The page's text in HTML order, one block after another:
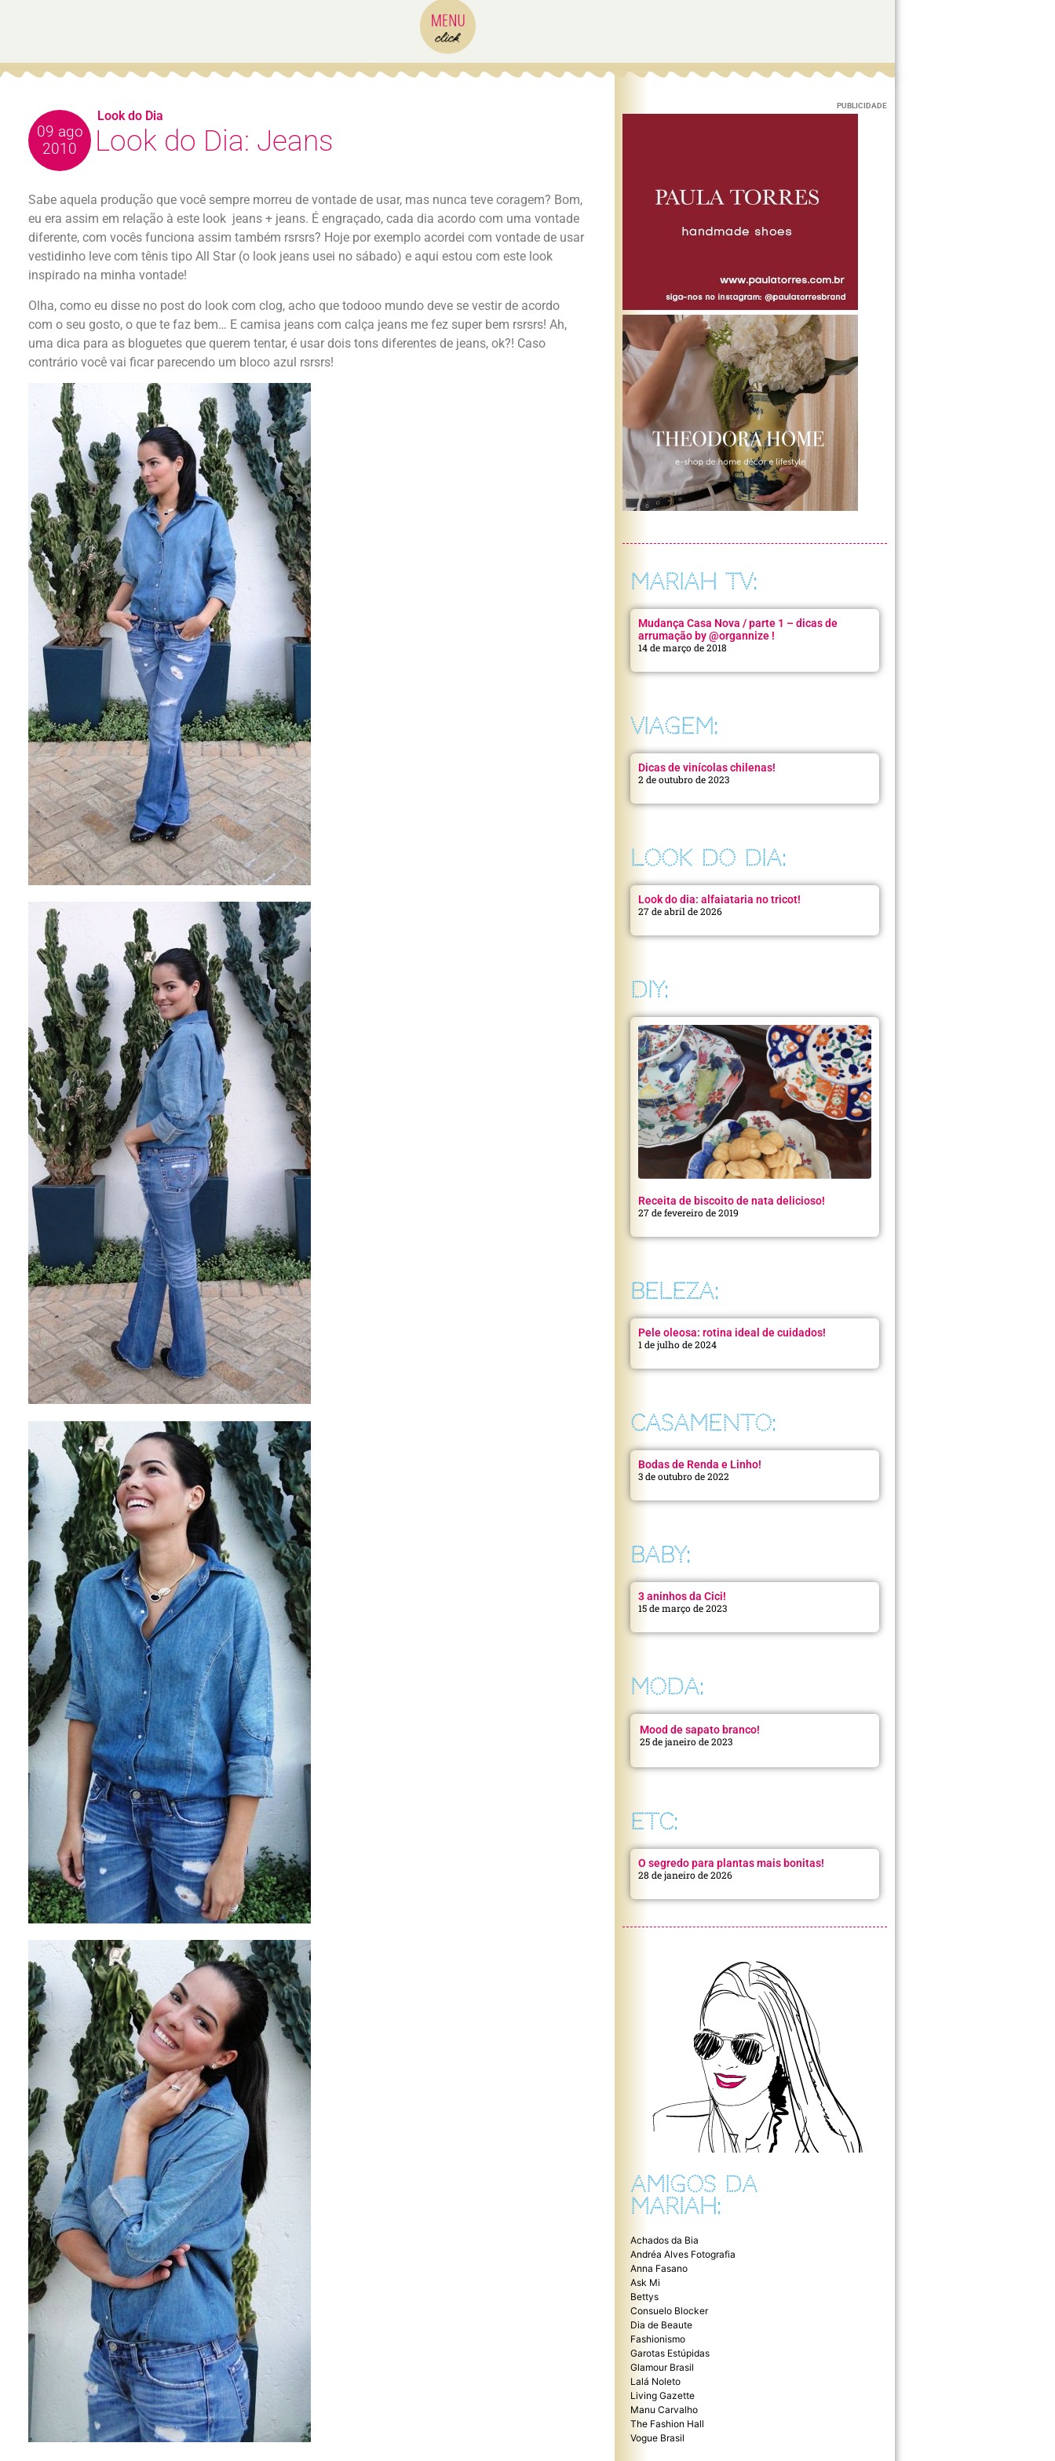
09 ago
2010
Look do Dia: Jeans
Sabe aquela produção que você sempre morreu de vontade de usar, mas nunca teve coragem? Bom,
eu era assim em relação à este look jeans + jeans. É engraçado, cada dia acordo com uma vontade
diferente, com vocês funciona assim também rsrsrs? Hoje por exemplo acordei com vontade de usar
vestidinho leve com tênis tipo All Star (o look jeans usei no sábado) e aqui estou com este look
inspirado na minha vontade!
Olha, como eu disse no post do look com clog, acho que todooo mundo deve se vestir de acordo
com o seu gosto, o que te faz bem… E camisa jeans com calça jeans me fez super bem rsrsrs! Ah,
uma dica para as bloguetes que querem tentar, é usar dois tons diferentes de jeans, ok?! Caso
contrário você vai ficar parecendo um bloco azul rsrsrs!
Look do Dia
PUBLICIDADE
MARIAH TV:
Mudança Casa Nova / parte 1 – dicas de
arrumação by @organnize !
14 de março de 2018
VIAGEM:
Dicas de vinícolas chilenas!
2 de outubro de 2023
LOOK DO DIA:
Look do dia: alfaiataria no tricot!
27 de abril de 2026
DIY:
Receita de biscoito de nata delicioso!
27 de fevereiro de 2019
BELEZA:
Pele oleosa: rotina ideal de cuidados!
1 de julho de 2024
CASAMENTO:
Bodas de Renda e Linho!
3 de outubro de 2022
BABY:
3 aninhos da Cici!
15 de março de 2023
MODA:
Mood de sapato branco!
25 de janeiro de 2023
ETC:
O segredo para plantas mais bonitas!
28 de janeiro de 2026
AMIGOS DA
MARIAH:
Achados da Bia
Andréa Alves Fotografia
Anna Fasano
Ask Mi
Bettys
Consuelo Blocker
Dia de Beaute
Fashionismo
Garotas Estúpidas
Glamour Brasil
Lalá Noleto
Living Gazette
Manu Carvalho
The Fashion Hall
Vogue Brasil